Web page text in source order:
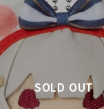
SOLD OUT